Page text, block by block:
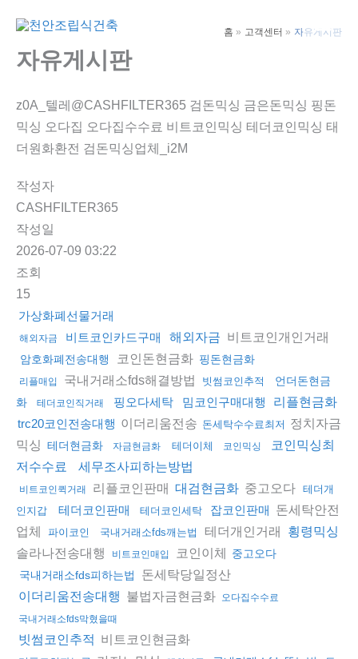
Main
홈 고객센터 자유게시판
자유게시판
z0A_텔레@CASHFILTER365 검돈믹싱 금은돈믹싱 핑돈
믹싱 오다집 오다집수수료 비트코인믹싱 테더코인믹싱 태
더원화환전 검돈믹싱업체_i2M
작성자
CASHFILTER365
작성일
2026-07-09 03:22
조회
15
가상화폐선물거래
해외자금 비트코인카드구매 해외자금 비트코인개인거래
암호화폐전송대행 코인돈현금화 핑돈현금화
리플매입 국내거래소fds해결방법 빗썸코인추적
언더돈현금
화
테더코인직거래 핑오다세탁 밈코인구매대행
리플현금화
trc20코인전송대행 이더리움전송 돈세탁수수료최저 정치자금
믹싱 테더현금화 자금현금화 테더이체 코인믹싱
코인믹싱최
저수수료
세무조사피하는방법
비트코인퀵거래 리플코인판매 대검현금화 중고오다 테더개
인지갑
테더코인판매 테더코인세탁 잡코인판매 돈세탁안전
업체
파이코인 국내거래소fds깨는법 테더개인거래 횡령믹싱
솔라나전송대행 비트코인매입 코인이체 중고오다
국내거래소fds피하는법
돈세탁당일정산
이더리움전송대행 불법자금현금화
오다집수수료
국내거래소fds막혔을때
빗썸코인추적 비트코인현금화